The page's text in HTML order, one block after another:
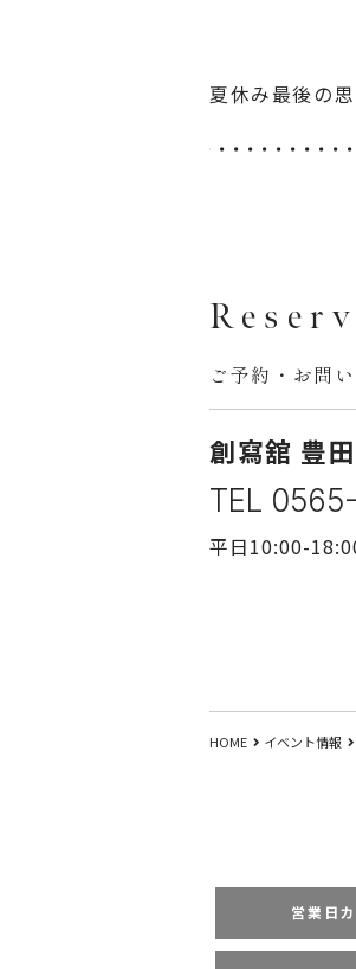
夏休み最後の
ご予約・お問
創寫舘 豊
TEL
平日10:00-
HOME イベント情報
営業日